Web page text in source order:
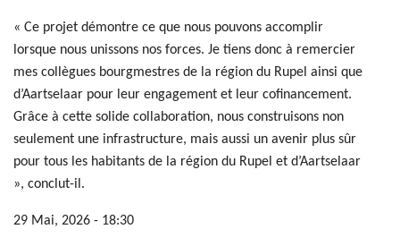
« Ce projet démontre ce que nous pouvons accomplir
lorsque nous unissons nos forces. Je tiens donc à remercier
mes collègues bourgmestres de la région du Rupel ainsi que
d’Aartselaar pour leur engagement et leur cofinancement.
Grâce à cette solide collaboration, nous construisons non
seulement une infrastructure, mais aussi un avenir plus sûr
pour tous les habitants de la région du Rupel et d’Aartselaar
», conclut-il.
29 Mai, 2026 - 18:30